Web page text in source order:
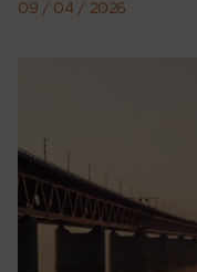
09 / 04 / 2026